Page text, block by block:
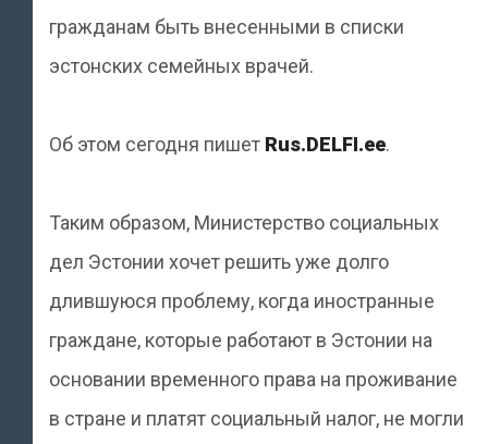
гражданам быть внесенными в списки
эстонских семейных врачей.
Об этом сегодня пишет Rus.DELFI.ee.
Таким образом, Министерство социальных
дел Эстонии хочет решить уже долго
длившуюся проблему, когда иностранные
граждане, которые работают в Эстонии на
основании временного права на проживание
в стране и платят социальный налог, не могли